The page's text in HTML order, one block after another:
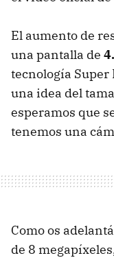
El aumento de
una pantalla de
tecnología Super
una idea del
esperamos que
tenemos una
Como os
de 8